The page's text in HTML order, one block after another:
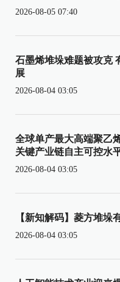
2026-08-05 07:40
石墨烯堆垛难题被攻克
展
2026-08-04 03:05
全球单产最大高端聚乙
关键产业链自主可控水
2026-08-04 03:05
【新知解码】菱方堆垛
2026-08-04 03:05